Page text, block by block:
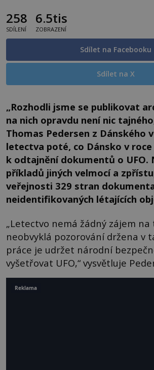
258
SDÍLENÍ
6.5tis
ZOBRAZENÍ
Sdílet na Facebooku
Sdílet na X
„Rozhodli jsme se publikovat
na nich opravdu není nic
Thomas Pedersen z Dánského
letectva poté, co Dánsko v
k odtajnění dokumentů o UFO.
příkladů jiných velmocí a
veřejnosti 329 stran
neidentifikovaných létajících
„Letectvo nemá žádný zájem na
neobvyklá pozorování držena v
práce je udržet národní
vyšetřovat UFO,“ vysvětluje
Reklama